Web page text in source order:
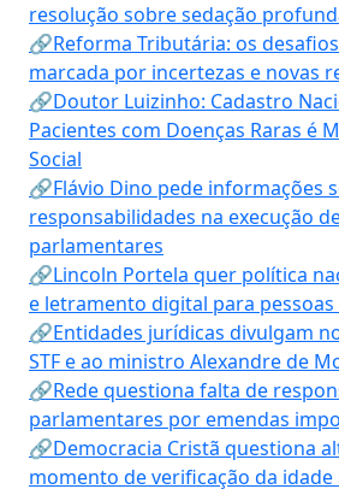
resolução sobre sedação
🔗Reforma Tributária: os
marcada por incertezas e novas
🔗Doutor Luizinho: Cadastro
Pacientes com Doenças Raras é
Social
🔗Flávio Dino pede informações
responsabilidades na execução
parlamentares
🔗Lincoln Portela quer política
e letramento digital para pessoas
🔗Entidades jurídicas divulgam
STF e ao ministro Alexandre de
🔗Rede questiona falta de
parlamentares por emendas
🔗Democracia Cristã questiona
momento de verificação da